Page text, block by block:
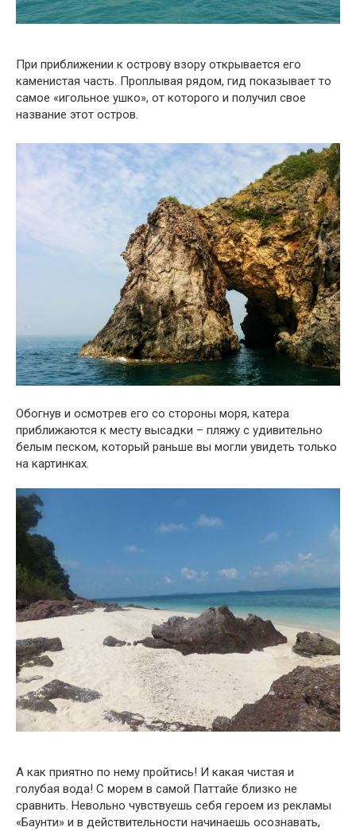
При приближении к острову взору открывается его
каменистая часть. Проплывая рядом, гид показывает то
самое «игольное ушко», от которого и получил свое
название этот остров.
Обогнув и осмотрев его со стороны моря, катера
приближаются к месту высадки – пляжу с удивительно
белым песком, который раньше вы могли увидеть только
на картинках.
А как приятно по нему пройтись! И какая чистая и
голубая вода! С морем в самой Паттайе близко не
сравнить. Невольно чувствуешь себя героем из рекламы
«Баунти» и в действительности начинаешь осознавать,